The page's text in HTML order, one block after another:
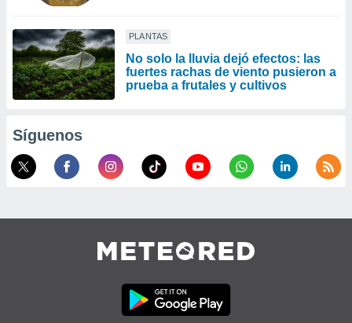
PLANTAS
No solo la lluvia dejó efectos: las
fuertes rachas de viento pusieron a
prueba a frutales y cultivos
Síguenos